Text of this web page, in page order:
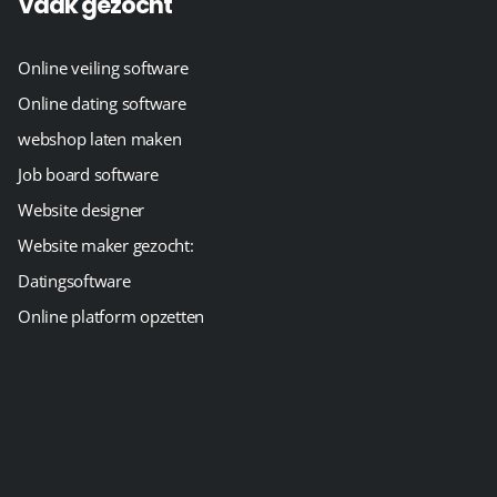
Online veiling software
Online dating software
webshop laten maken
Job board software
Website designer
Website maker gezocht:
Datingsoftware
Online platform opzetten